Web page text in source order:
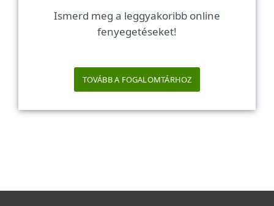
Ismerd meg a leggyakoribb online
fenyegetéseket!
TOVÁBB A FOGALOMTÁRHOZ